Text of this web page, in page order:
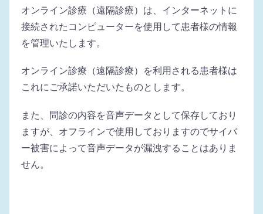
オンライン診療（遠隔診療）は、インターネットに
接続されたコンピューターを使用して患者様の情報
を管理いたします。
オンライン診療（遠隔診療）を利用される患者様は
これにご承諾いただいたものとします。
また、問診の内容を音声データとして保存しており
ますが、オフラインで使用しておりますのでサイバ
ー被害によって音声データが漏洩することはありま
せん。